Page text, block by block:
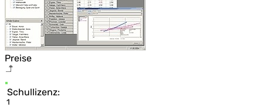
Preise
Schullizenz:
1